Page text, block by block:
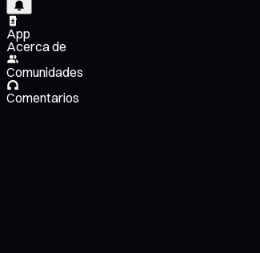
App
Acerca de
Comunidades
Comentarios